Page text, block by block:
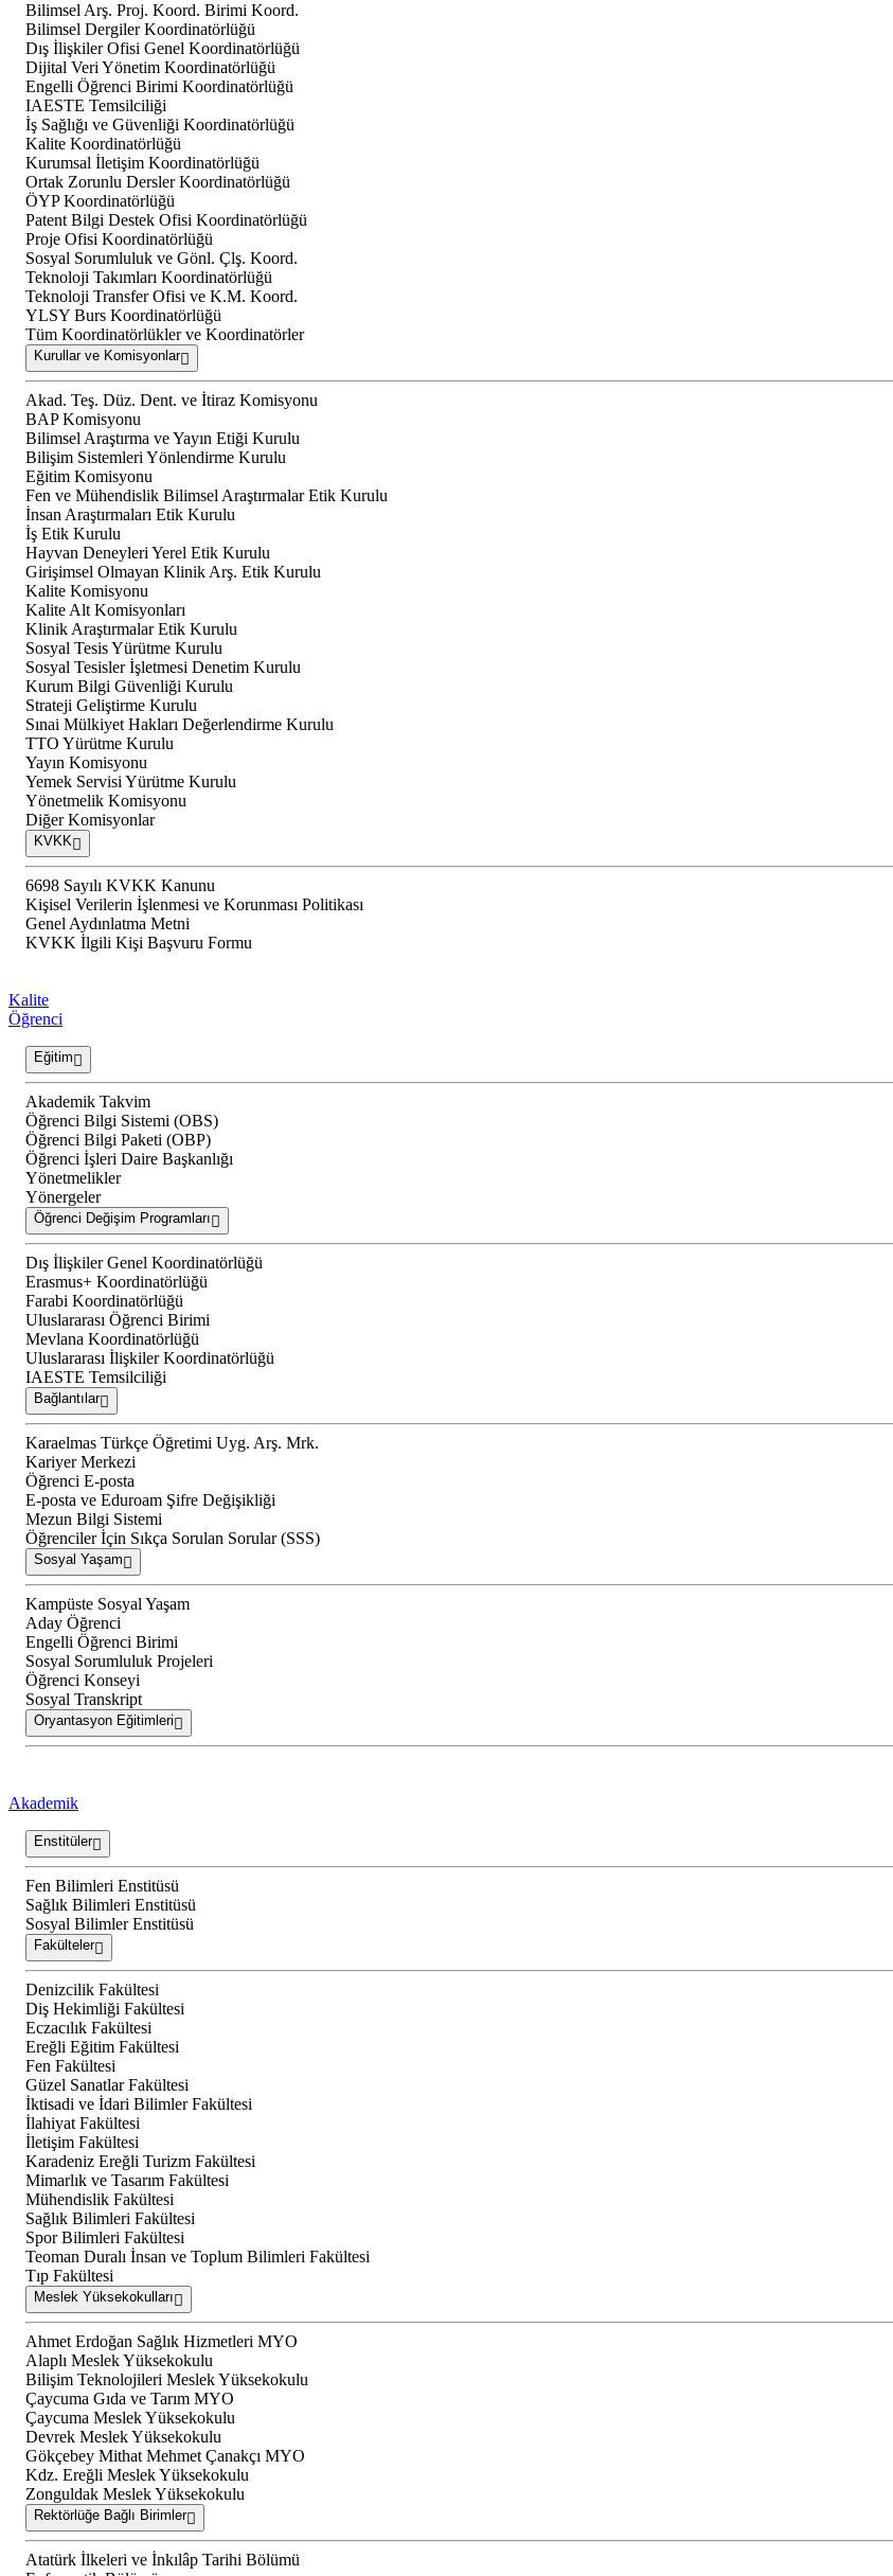
Bilimsel Arş. Proj. Koord. Birimi Koord.
Bilimsel Dergiler Koordinatörlüğü
Dış İlişkiler Ofisi Genel Koordinatörlüğü
Dijital Veri Yönetim Koordinatörlüğü
Engelli Öğrenci Birimi Koordinatörlüğü
IAESTE Temsilciliği
İş Sağlığı ve Güvenliği Koordinatörlüğü
Kalite Koordinatörlüğü
Kurumsal İletişim Koordinatörlüğü
Ortak Zorunlu Dersler Koordinatörlüğü
ÖYP Koordinatörlüğü
Patent Bilgi Destek Ofisi Koordinatörlüğü
Proje Ofisi Koordinatörlüğü
Sosyal Sorumluluk ve Gönl. Çlş. Koord.
Teknoloji Takımları Koordinatörlüğü
Teknoloji Transfer Ofisi ve K.M. Koord.
YLSY Burs Koordinatörlüğü
Tüm Koordinatörlükler ve Koordinatörler
Kurullar ve Komisyonlar
Akad. Teş. Düz. Dent. ve İtiraz Komisyonu
BAP Komisyonu
Bilimsel Araştırma ve Yayın Etiği Kurulu
Bilişim Sistemleri Yönlendirme Kurulu
Eğitim Komisyonu
Fen ve Mühendislik Bilimsel Araştırmalar Etik Kurulu
İnsan Araştırmaları Etik Kurulu
İş Etik Kurulu
Hayvan Deneyleri Yerel Etik Kurulu
Girişimsel Olmayan Klinik Arş. Etik Kurulu
Kalite Komisyonu
Kalite Alt Komisyonları
Klinik Araştırmalar Etik Kurulu
Sosyal Tesis Yürütme Kurulu
Sosyal Tesisler İşletmesi Denetim Kurulu
Kurum Bilgi Güvenliği Kurulu
Strateji Geliştirme Kurulu
Sınai Mülkiyet Hakları Değerlendirme Kurulu
TTO Yürütme Kurulu
Yayın Komisyonu
Yemek Servisi Yürütme Kurulu
Yönetmelik Komisyonu
Diğer Komisyonlar
KVKK
6698 Sayılı KVKK Kanunu
Kişisel Verilerin İşlenmesi ve Korunması Politikası
Genel Aydınlatma Metni
KVKK İlgili Kişi Başvuru Formu
Kalite
Öğrenci
Eğitim
Akademik Takvim
Öğrenci Bilgi Sistemi (OBS)
Öğrenci Bilgi Paketi (OBP)
Öğrenci İşleri Daire Başkanlığı
Yönetmelikler
Yönergeler
Öğrenci Değişim Programları
Dış İlişkiler Genel Koordinatörlüğü
Erasmus+ Koordinatörlüğü
Farabi Koordinatörlüğü
Uluslararası Öğrenci Birimi
Mevlana Koordinatörlüğü
Uluslararası İlişkiler Koordinatörlüğü
IAESTE Temsilciliği
Bağlantılar
Karaelmas Türkçe Öğretimi Uyg. Arş. Mrk.
Kariyer Merkezi
Öğrenci E-posta
E-posta ve Eduroam Şifre Değişikliği
Mezun Bilgi Sistemi
Öğrenciler İçin Sıkça Sorulan Sorular (SSS)
Sosyal Yaşam
Kampüste Sosyal Yaşam
Aday Öğrenci
Engelli Öğrenci Birimi
Sosyal Sorumluluk Projeleri
Öğrenci Konseyi
Sosyal Transkript
Oryantasyon Eğitimleri
Akademik
Enstitüler
Fen Bilimleri Enstitüsü
Sağlık Bilimleri Enstitüsü
Sosyal Bilimler Enstitüsü
Fakülteler
Denizcilik Fakültesi
Diş Hekimliği Fakültesi
Eczacılık Fakültesi
Ereğli Eğitim Fakültesi
Fen Fakültesi
Güzel Sanatlar Fakültesi
İktisadi ve İdari Bilimler Fakültesi
İlahiyat Fakültesi
İletişim Fakültesi
Karadeniz Ereğli Turizm Fakültesi
Mimarlık ve Tasarım Fakültesi
Mühendislik Fakültesi
Sağlık Bilimleri Fakültesi
Spor Bilimleri Fakültesi
Teoman Duralı İnsan ve Toplum Bilimleri Fakültesi
Tıp Fakültesi
Meslek Yüksekokulları
Ahmet Erdoğan Sağlık Hizmetleri MYO
Alaplı Meslek Yüksekokulu
Bilişim Teknolojileri Meslek Yüksekokulu
Çaycuma Gıda ve Tarım MYO
Çaycuma Meslek Yüksekokulu
Devrek Meslek Yüksekokulu
Gökçebey Mithat Mehmet Çanakçı MYO
Kdz. Ereğli Meslek Yüksekokulu
Zonguldak Meslek Yüksekokulu
Rektörlüğe Bağlı Birimler
Atatürk İlkeleri ve İnkılâp Tarihi Bölümü